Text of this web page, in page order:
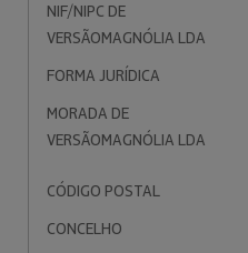
NIF/NIPC DE
VERSÃOMAGNÓLIA LDA
FORMA JURÍDICA
MORADA DE
VERSÃOMAGNÓLIA LDA
CÓDIGO POSTAL
CONCELHO